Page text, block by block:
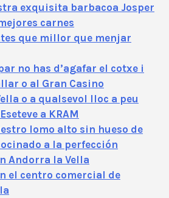
exquisita barbacoa Josper
carnes
que millor que menjar
no has d’agafar el cotxe i
o al Gran Casino
o a qualsevol lloc a peu
a KRAM
lomo alto sin hueso de
a la perfección
Andorra la Vella
el centro comercial de